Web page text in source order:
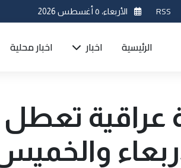
RSS الأربعاء، ٥ أغسطس 2026
الرئيسية اخبار اخبار محلية
تعطل